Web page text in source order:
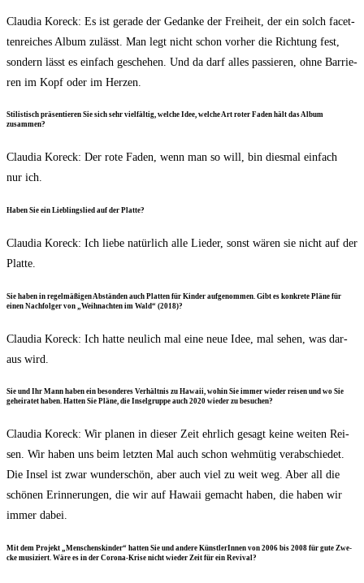
Clau­dia Kor­eck: Es ist gera­de der Gedan­ke der Frei­heit, der ein solch facet­
ten­rei­ches Album zulässt. Man legt nicht schon vor­her die Rich­tung fest,
son­dern lässt es ein­fach gesche­hen. Und da darf alles pas­sie­ren, ohne Bar­rie­
ren im Kopf oder im Herzen.
Sti­lis­tisch prä­sen­tie­ren Sie sich sehr viel­fäl­tig, wel­che Idee, wel­che Art roter Faden hält das Album
zusammen?
Clau­dia Kor­eck: Der rote Faden, wenn man so will, bin dies­mal ein­fach
nur ich.
Haben Sie ein Lieb­lings­lied auf der Platte?
Clau­dia Kor­eck: Ich lie­be natür­lich alle Lie­der, sonst wären sie nicht auf der
Platte.
Sie haben in regel­mä­ßi­gen Abstän­den auch Plat­ten für Kin­der auf­ge­nom­men. Gibt es kon­kre­te Plä­ne für
einen Nach­fol­ger von „Weih­nach­ten im Wald“ (2018)?
Clau­dia Kor­eck: Ich hat­te neu­lich mal eine neue Idee, mal sehen, was dar­
aus wird.
Sie und Ihr Mann haben ein beson­de­res Ver­hält­nis zu Hawaii, wohin Sie immer wie­der rei­sen und wo Sie
gehei­ra­tet haben. Hat­ten Sie Plä­ne, die Insel­grup­pe auch 2020 wie­der zu besuchen?
Clau­dia Kor­eck: Wir pla­nen in die­ser Zeit ehr­lich gesagt kei­ne wei­ten Rei­
sen. Wir haben uns beim letz­ten Mal auch schon weh­mü­tig ver­ab­schie­det.
Die Insel ist zwar wun­der­schön, aber auch viel zu weit weg. Aber all die
schö­nen Erin­ne­run­gen, die wir auf Hawaii gemacht haben, die haben wir
immer dabei.
Mit dem Pro­jekt „Men­schen­s­kin­der“ hat­ten Sie und ande­re Künst­le­rIn­nen von 2006 bis 2008 für gute Zwe­
cke musi­ziert. Wäre es in der Coro­na-Kri­se nicht wie­der Zeit für ein Revival?